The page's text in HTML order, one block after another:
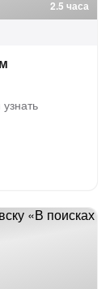
2.5 часа